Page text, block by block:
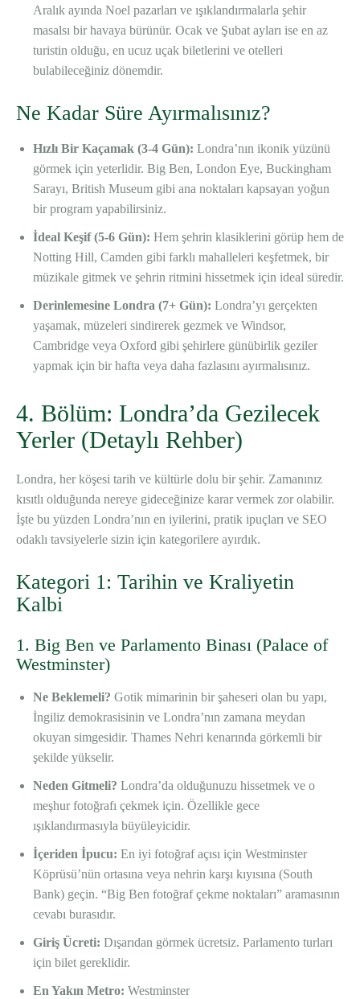
Aralık ayında Noel pazarları ve ışıklandırmalarla şehir
masalsı bir havaya bürünür. Ocak ve Şubat ayları ise en az
turistin olduğu, en ucuz uçak biletlerini ve otelleri
bulabileceğiniz dönemdir.
Ne Kadar Süre Ayırmalısınız?
Hızlı Bir Kaçamak (3-4 Gün): Londra’nın ikonik yüzünü
görmek için yeterlidir. Big Ben, London Eye, Buckingham
Sarayı, British Museum gibi ana noktaları kapsayan yoğun
bir program yapabilirsiniz.
İdeal Keşif (5-6 Gün): Hem şehrin klasiklerini görüp hem de
Notting Hill, Camden gibi farklı mahalleleri keşfetmek, bir
müzikale gitmek ve şehrin ritmini hissetmek için ideal süredir.
Derinlemesine Londra (7+ Gün): Londra’yı gerçekten
yaşamak, müzeleri sindirerek gezmek ve Windsor,
Cambridge veya Oxford gibi şehirlere günübirlik geziler
yapmak için bir hafta veya daha fazlasını ayırmalısınız.
4. Bölüm: Londra’da Gezilecek
Yerler (Detaylı Rehber)
Londra, her köşesi tarih ve kültürle dolu bir şehir. Zamanınız
kısıtlı olduğunda nereye gideceğinize karar vermek zor olabilir.
İşte bu yüzden Londra’nın en iyilerini, pratik ipuçları ve SEO
odaklı tavsiyelerle sizin için kategorilere ayırdık.
Kategori 1: Tarihin ve Kraliyetin
Kalbi
1. Big Ben ve Parlamento Binası (Palace of
Westminster)
Ne Beklemeli? Gotik mimarinin bir şaheseri olan bu yapı,
İngiliz demokrasisinin ve Londra’nın zamana meydan
okuyan simgesidir. Thames Nehri kenarında görkemli bir
şekilde yükselir.
Neden Gitmeli? Londra’da olduğunuzu hissetmek ve o
meşhur fotoğrafı çekmek için. Özellikle gece
ışıklandırmasıyla büyüleyicidir.
İçeriden İpucu: En iyi fotoğraf açısı için Westminster
Köprüsü’nün ortasına veya nehrin karşı kıyısına (South
Bank) geçin. “Big Ben fotoğraf çekme noktaları” aramasının
cevabı burasıdır.
Giriş Ücreti: Dışarıdan görmek ücretsiz. Parlamento turları
için bilet gereklidir.
En Yakın Metro: Westminster